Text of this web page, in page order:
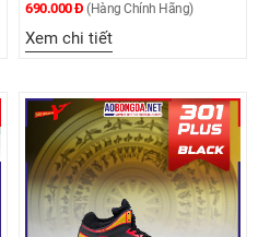
690.000 Đ (Hàng Chính Hãng)
Xem chi tiết